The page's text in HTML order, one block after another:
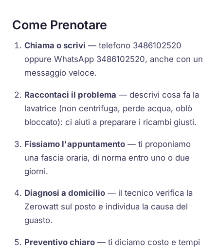
Come Prenotare
Chiama o scrivi — telefono 3486102520
oppure WhatsApp 3486102520, anche con un
messaggio veloce.
Raccontaci il problema — descrivi cosa fa la
lavatrice (non centrifuga, perde acqua, oblò
bloccato): ci aiuti a preparare i ricambi giusti.
Fissiamo l'appuntamento — ti proponiamo
una fascia oraria, di norma entro uno o due
giorni.
Diagnosi a domicilio — il tecnico verifica la
Zerowatt sul posto e individua la causa del
guasto.
Preventivo chiaro — ti diciamo costo e tempi